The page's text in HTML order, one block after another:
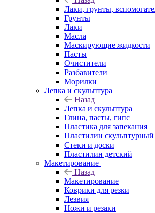
Лаки, грунты,
Грунты
Лаки
Масла
Маскирующие жидкости
Пасты
Очистители
Разбавители
Морилки
Лепка и скульптура
Назад
Лепка и скульптура
Глина, пасты, гипс
Пластика для запекания
Пластилин скульптурный
Стеки и доски
Пластилин детский
Макетирование
Назад
Макетирование
Коврики для резки
Лезвия
Ножи и резаки